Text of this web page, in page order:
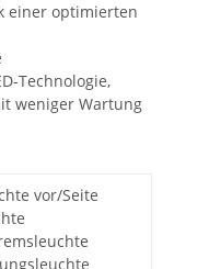
einer optimierten
Technologie,
weniger Wartung
vor/Seite